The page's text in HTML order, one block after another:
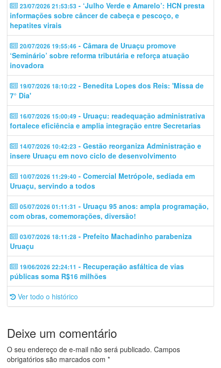
23/07/2026 21:53:53 - ‘Julho Verde e Amarelo’: HCN presta
informações sobre câncer de cabeça e pescoço, e
hepatites virais
20/07/2026 19:55:46 - Câmara de Uruaçu promove
‘Seminário’ sobre reforma tributária e reforça atuação
inovadora
19/07/2026 18:10:22 - Benedita Lopes dos Reis: 'Missa de
7° Dia'
16/07/2026 15:00:49 - Uruaçu: readequação administrativa
fortalece eficiência e amplia integração entre Secretarias
14/07/2026 10:42:23 - Gestão reorganiza Administração e
insere Uruaçu em novo ciclo de desenvolvimento
10/07/2026 11:29:40 - Comercial Metrópole, sediada em
Uruaçu, servindo a todos
05/07/2026 01:11:31 - Uruaçu 95 anos: ampla programação,
com obras, comemorações, diversão!
03/07/2026 18:11:28 - Prefeito Machadinho parabeniza
Uruaçu
19/06/2026 22:24:11 - Recuperação asfáltica de vias
públicas soma R$16 milhões
Ver todo o histórico
Deixe um comentário
O seu endereço de e-mail não será publicado. Campos
obrigatórios são marcados com *